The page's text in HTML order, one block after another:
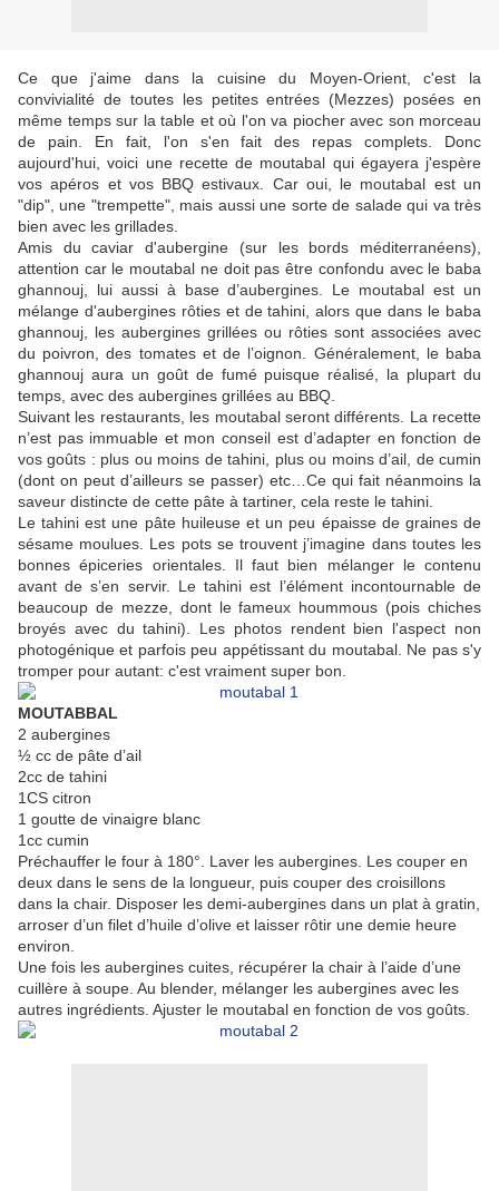
Ce que j'aime dans la cuisine du Moyen-Orient, c'est la
convivialité de toutes les petites entrées (Mezzes) posées en
même temps sur la table et où l'on va piocher avec son morceau
de pain. En fait, l'on s'en fait des repas complets. Donc
aujourd'hui, voici une recette de moutabal qui égayera j'espère
vos apéros et vos BBQ estivaux. Car oui, le moutabal est un
"dip", une "trempette", mais aussi une sorte de salade qui va très
bien avec les grillades.
Amis du caviar d'aubergine (sur les bords méditerranéens),
attention car le moutabal ne doit pas être confondu avec le baba
ghannouj, lui aussi à base d’aubergines. Le moutabal est un
mélange d'aubergines rôties et de tahini, alors que dans le baba
ghannouj, les aubergines grillées ou rôties sont associées avec
du poivron, des tomates et de l’oignon. Généralement, le baba
ghannouj aura un goût de fumé puisque réalisé, la plupart du
temps, avec des aubergines grillées au BBQ.
Suivant les restaurants, les moutabal seront différents. La recette
n’est pas immuable et mon conseil est d’adapter en fonction de
vos goûts : plus ou moins de tahini, plus ou moins d’ail, de cumin
(dont on peut d’ailleurs se passer) etc…Ce qui fait néanmoins la
saveur distincte de cette pâte à tartiner, cela reste le tahini.
Le tahini est une pâte huileuse et un peu épaisse de graines de
sésame moulues. Les pots se trouvent j’imagine dans toutes les
bonnes épiceries orientales. Il faut bien mélanger le contenu
avant de s’en servir. Le tahini est l’élément incontournable de
beaucoup de mezze, dont le fameux hoummous (pois chiches
broyés avec du tahini). Les photos rendent bien l'aspect non
photogénique et parfois peu appétissant du moutabal. Ne pas s'y
tromper pour autant: c'est vraiment super bon.
MOUTABBAL
2 aubergines
½ cc de pâte d’ail
2cc de tahini
1CS citron
1 goutte de vinaigre blanc
1cc cumin
Préchauffer le four à 180°. Laver les aubergines. Les couper en
deux dans le sens de la longueur, puis couper des croisillons
dans la chair. Disposer les demi-aubergines dans un plat à gratin,
arroser d’un filet d’huile d’olive et laisser rôtir une demie heure
environ.
Une fois les aubergines cuites, récupérer la chair à l’aide d’une
cuillère à soupe. Au blender, mélanger les aubergines avec les
autres ingrédients. Ajuster le moutabal en fonction de vos goûts.